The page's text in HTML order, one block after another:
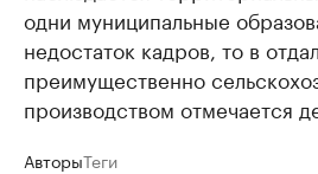
одни муниципальные
недостаток кадров, то в
преимущественно
производством отмечается
АвторыТеги